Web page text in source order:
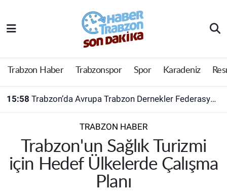
Trabzon Haber Trabzonspor Spor Karadeniz
15:58 Trabzon’da Avrupa Trabzon Dernekler Federasyonu açıldı
TRABZON HABER
Trabzon'un Sağlık Turizmi
için Hedef Ülkelerde Çalışma
Planı
Trabzon Haber
Trabzonspor
Resmi Reklam
Yazarlar
Trabzon Nöbetçi Eczaneler
Trabzon Hava Durumu
Süper Lig Puan Durumu ve Fikstür
Tüm Manşetler